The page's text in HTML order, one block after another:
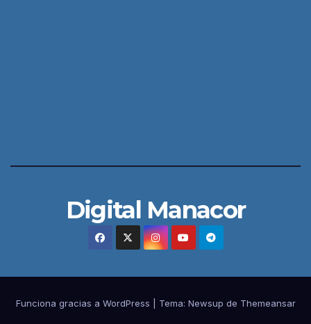
Digital Manacor
Funciona gracias a WordPress Tema: Newsup de Themeansar